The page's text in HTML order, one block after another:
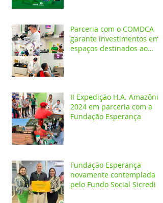
Parceria com o COMDCA
garante investimentos em
espaços destinados ao
II Expedição H.A. Amazônia
2024 em parceria com a
Fundação Esperança
Fundação Esperança
novamente contemplada
pelo Fundo Social Sicredi